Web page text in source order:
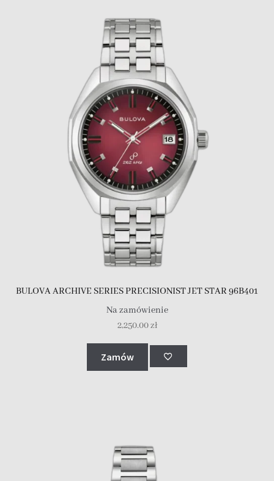
BULOVA ARCHIVE SERIES PRECISIONIST JET STAR 96B401
Na zamówienie
2,250.00zł
Zamów